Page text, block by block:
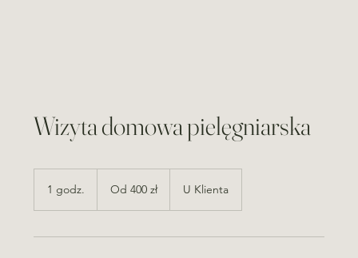
Wizyta domowa pielęgniarska
1 godz.
d
złotych
Od 400 zł U Klienta